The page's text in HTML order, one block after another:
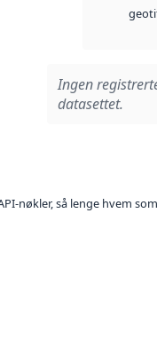
Ingen
datasettet.
nøkler, så lenge hvem